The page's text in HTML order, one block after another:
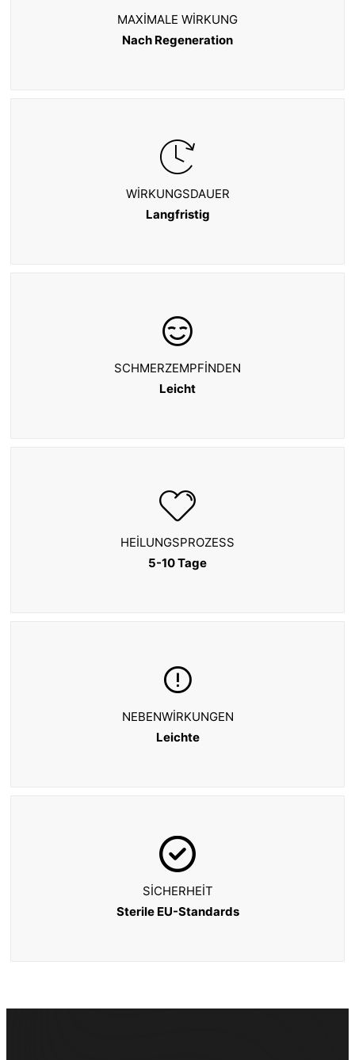
MAXIMALE WIRKUNG
Nach Regeneration
WIRKUNGSDAUER
Langfristig
SCHMERZEMPFINDEN
Leicht
HEILUNGSPROZESS
5-10 Tage
NEBENWIRKUNGEN
Leichte
SICHERHEIT
Sterile EU-Standards